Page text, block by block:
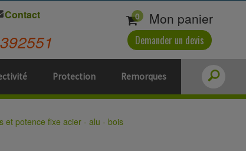
Protection Remorques
Contact 0 Mon panier
Demander un devis
et potence fixe acier - alu - bois